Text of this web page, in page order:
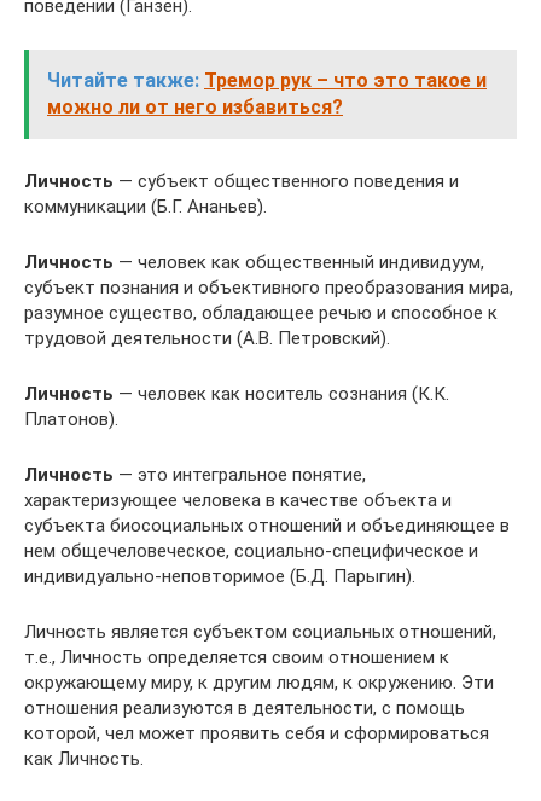
поведении (Ганзен).
Читайте также: Тремор рук – что это такое и
можно ли от него избавиться?
Личность — субъект общественного поведения и
коммуникации (Б.Г. Ананьев).
Личность — человек как общественный индивидуум,
субъект познания и объективного преобразования мира,
разумное существо, обладающее речью и способное к
трудовой деятельности (А.В. Петровский).
Личность — человек как носитель сознания (К.К.
Платонов).
Личность — это интегральное понятие,
характеризующее человека в качестве объекта и
субъекта биосоциальных отношений и объединяющее в
нем общечеловеческое, социально-специфическое и
индивидуально-неповторимое (Б.Д. Парыгин).
Личность является субъектом социальных отношений,
т.е., Личность определяется своим отношением к
окружающему миру, к другим людям, к окружению. Эти
отношения реализуются в деятельности, с помощь
которой, чел может проявить себя и сформироваться
как Личность.